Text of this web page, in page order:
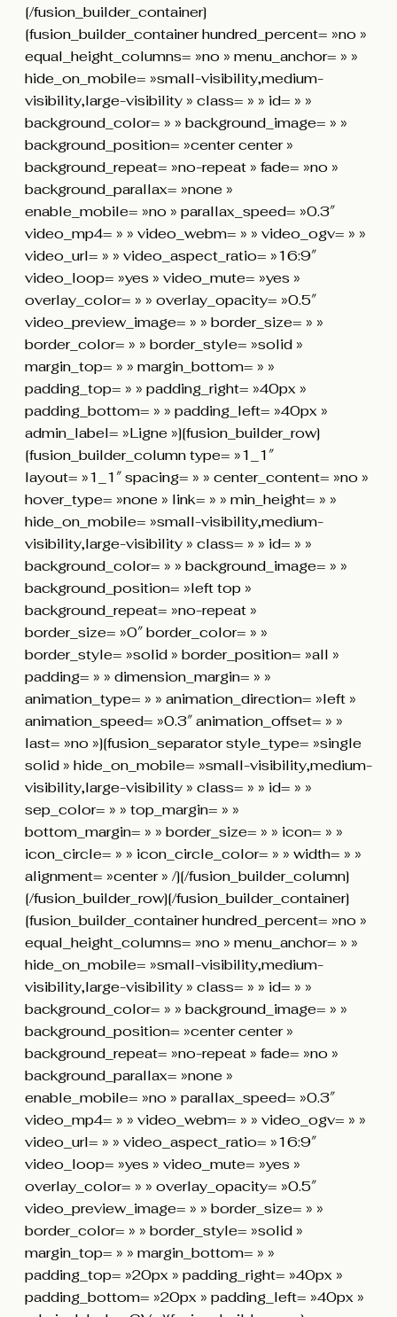
[/fusion_builder_container]
[fusion_builder_container hundred_percent= »no »
equal_height_columns= »no » menu_anchor= » »
hide_on_mobile= »small-visibility,medium-
visibility,large-visibility » class= » » id= » »
background_color= » » background_image= » »
background_position= »center center »
background_repeat= »no-repeat » fade= »no »
background_parallax= »none »
enable_mobile= »no » parallax_speed= »0.3″
video_mp4= » » video_webm= » » video_ogv= » »
video_url= » » video_aspect_ratio= »16:9″
video_loop= »yes » video_mute= »yes »
overlay_color= » » overlay_opacity= »0.5″
video_preview_image= » » border_size= » »
border_color= » » border_style= »solid »
margin_top= » » margin_bottom= » »
padding_top= » » padding_right= »40px »
padding_bottom= » » padding_left= »40px »
admin_label= »Ligne »][fusion_builder_row]
[fusion_builder_column type= »1_1″
layout= »1_1″ spacing= » » center_content= »no »
hover_type= »none » link= » » min_height= » »
hide_on_mobile= »small-visibility,medium-
visibility,large-visibility » class= » » id= » »
background_color= » » background_image= » »
background_position= »left top »
background_repeat= »no-repeat »
border_size= »0″ border_color= » »
border_style= »solid » border_position= »all »
padding= » » dimension_margin= » »
animation_type= » » animation_direction= »left »
animation_speed= »0.3″ animation_offset= » »
last= »no »][fusion_separator style_type= »single
solid » hide_on_mobile= »small-visibility,medium-
visibility,large-visibility » class= » » id= » »
sep_color= » » top_margin= » »
bottom_margin= » » border_size= » » icon= » »
icon_circle= » » icon_circle_color= » » width= » »
alignment= »center » /][/fusion_builder_column]
[/fusion_builder_row][/fusion_builder_container]
[fusion_builder_container hundred_percent= »no »
equal_height_columns= »no » menu_anchor= » »
hide_on_mobile= »small-visibility,medium-
visibility,large-visibility » class= » » id= » »
background_color= » » background_image= » »
background_position= »center center »
background_repeat= »no-repeat » fade= »no »
background_parallax= »none »
enable_mobile= »no » parallax_speed= »0.3″
video_mp4= » » video_webm= » » video_ogv= » »
video_url= » » video_aspect_ratio= »16:9″
video_loop= »yes » video_mute= »yes »
overlay_color= » » overlay_opacity= »0.5″
video_preview_image= » » border_size= » »
border_color= » » border_style= »solid »
margin_top= » » margin_bottom= » »
padding_top= »20px » padding_right= »40px »
padding_bottom= »20px » padding_left= »40px »